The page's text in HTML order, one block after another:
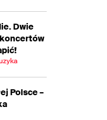
Dwie
Polsce –